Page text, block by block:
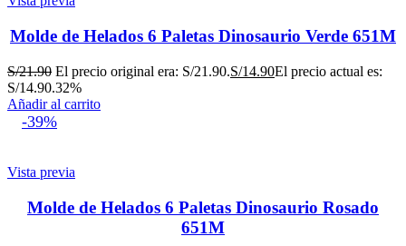
Molde de Helados 6 Paletas Dinosaurio Verde 651M
S/21.90 El precio original era: S/21.90.S/14.90El precio actual es:
S/14.90.32%
Añadir al carrito
-39%
Vista previa
Molde de Helados 6 Paletas Dinosaurio Rosado
651M